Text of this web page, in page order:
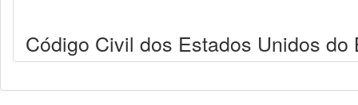
Código Civil dos Estados Unidos do